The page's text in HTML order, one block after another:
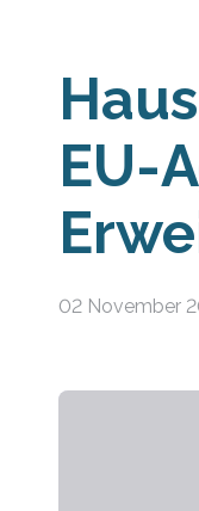
EU-
02 November